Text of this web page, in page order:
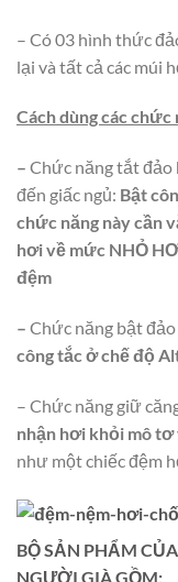
– Có 03 hình thức
lại và tất cả các múi
Cáchdùng các chức
– Chức năng tắt đảo
đến giấc ngủ: Bật
chức năng này cần
hơi về mức NHỎ
đệm
– Chức năng bật
công tắc ở chế độ
– Chức năng giữ
nhận hơi khỏi mô tơ
như một chiếc đệm
BỘ SẢN PHẨM
NGƯỜI GIÀ GỒM: